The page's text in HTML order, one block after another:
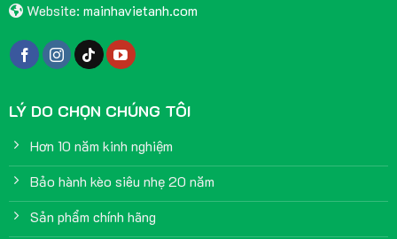
Website: mainhavietanh.com
LÝ DO CHỌN CHÚNG TÔI
Hơn 10 năm kinh nghiệm
Bảo hành kèo siêu nhẹ 20 năm
Sản phẩm chính hãng